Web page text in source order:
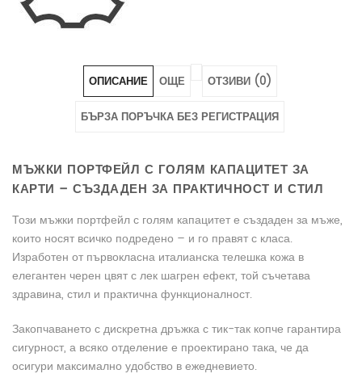
6246" 6246"
Pinterest
6246"
LinkedIn
ОПИСАНИЕ ОЩЕ ОТЗИВИ (0)
БЪРЗА ПОРЪЧКА БЕЗ РЕГИСТРАЦИЯ
МЪЖКИ ПОРТФЕЙЛ С ГОЛЯМ КАПАЦИТЕТ ЗА
КАРТИ – СЪЗДАДЕН ЗА ПРАКТИЧНОСТ И СТИЛ
Този мъжки портфейл с голям капацитет е създаден за мъже,
които носят всичко подредено – и го правят с класа.
Изработен от първокласна италианска телешка кожа в
елегантен черен цвят с лек шагрен ефект, той съчетава
здравина, стил и практична функционалност.
Закопчаването с дискретна дръжка с тик-так копче гарантира
сигурност, а всяко отделение е проектирано така, че да
осигури максимално удобство в ежедневието.